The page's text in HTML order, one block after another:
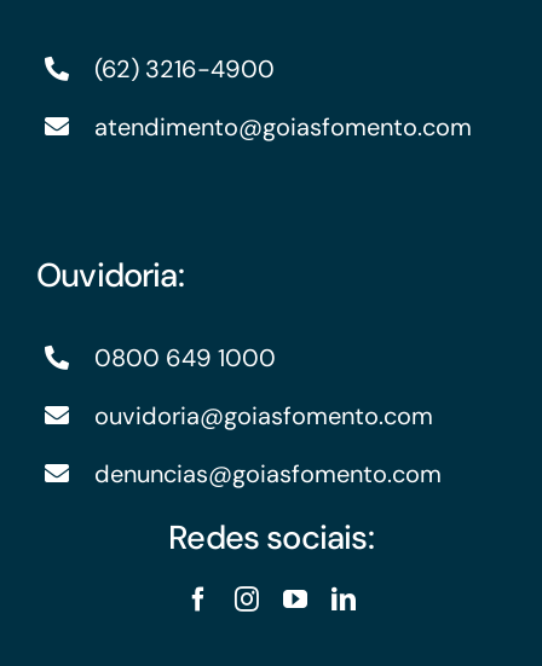
(62) 3216-4900
atendimento@goiasfomento.com
Ouvidoria:
0800 649 1000
ouvidoria@goiasfomento.com
denuncias@goiasfomento.com
Redes sociais: